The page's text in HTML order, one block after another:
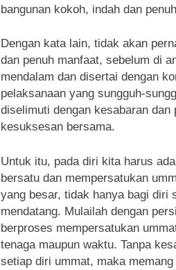
bangunan kokoh, indah dan
Dengan kata lain, tidak akan
dan penuh manfaat, sebelum di
mendalam dan disertai dengan
pelaksanaan yang sungguh-
diselimuti dengan kesabaran dan
kesuksesan bersama.
Untuk itu, pada diri kita harus
bersatu dan mempersatukan
yang besar, tidak hanya bagi diri
mendatang. Mulailah dengan
berproses mempersatukan
tenaga maupun waktu. Tanpa
setiap diri ummat, maka